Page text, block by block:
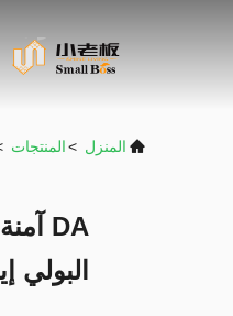
المنزل >المنتجات
البولي